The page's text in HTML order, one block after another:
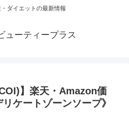
ダイエットの最新情報
ューティープラス
】楽天・Amazon価
ケートゾーンソープ》